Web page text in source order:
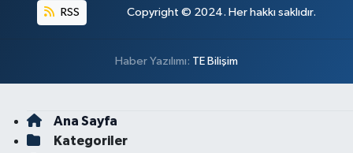
RSS Copyright © 2024. Her hakkı saklıdır.
Haber Yazılımı: TE Bilişim
Ana Sayfa
Kategoriler